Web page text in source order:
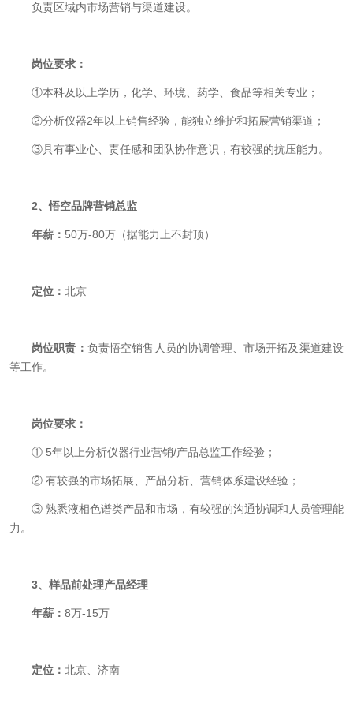
负责区域内市场营销与渠道建设。
岗位要求：
①本科及以上学历，化学、环境、药学、食品等相关专业；
②分析仪器2年以上销售经验，能独立维护和拓展营销渠道；
③具有事业心、责任感和团队协作意识，有较强的抗压能力。
2、悟空品牌营销总监
年薪： 50万-80万（据能力上不封顶）
定位： 北京
岗位职责： 负责悟空销售人员的协调管理、市场开拓及渠道建设
等工作。
岗位要求：
① 5年以上分析仪器行业营销/产品总监工作经验；
② 有较强的市场拓展、产品分析、营销体系建设经验；
③ 熟悉液相色谱类产品和市场，有较强的沟通协调和人员管理能
力。
3、样品前处理产品经理
年薪： 8万-15万
定位： 北京、济南